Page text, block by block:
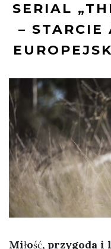
SERIAL
– STARCIE
Miłość, przygoda